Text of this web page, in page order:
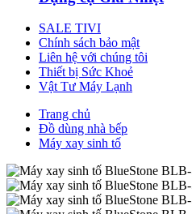
SALE TIVI
Chính sách bảo mật
Liên hệ với chúng tôi
Thiết bị Sức Khoẻ
Vật Tư Máy Lạnh
Trang chủ
Đồ dùng nhà bếp
Máy xay sinh tố